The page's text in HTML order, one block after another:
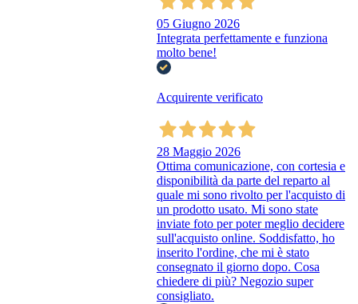
05 Giugno 2026
Integrata perfettamente e funziona
molto bene!
Acquirente verificato
28 Maggio 2026
Ottima comunicazione, con cortesia e
disponibilità da parte del reparto al
quale mi sono rivolto per l'acquisto di
un prodotto usato. Mi sono state
inviate foto per poter meglio decidere
sull'acquisto online. Soddisfatto, ho
inserito l'ordine, che mi è stato
consegnato il giorno dopo. Cosa
chiedere di più? Negozio super
consigliato.